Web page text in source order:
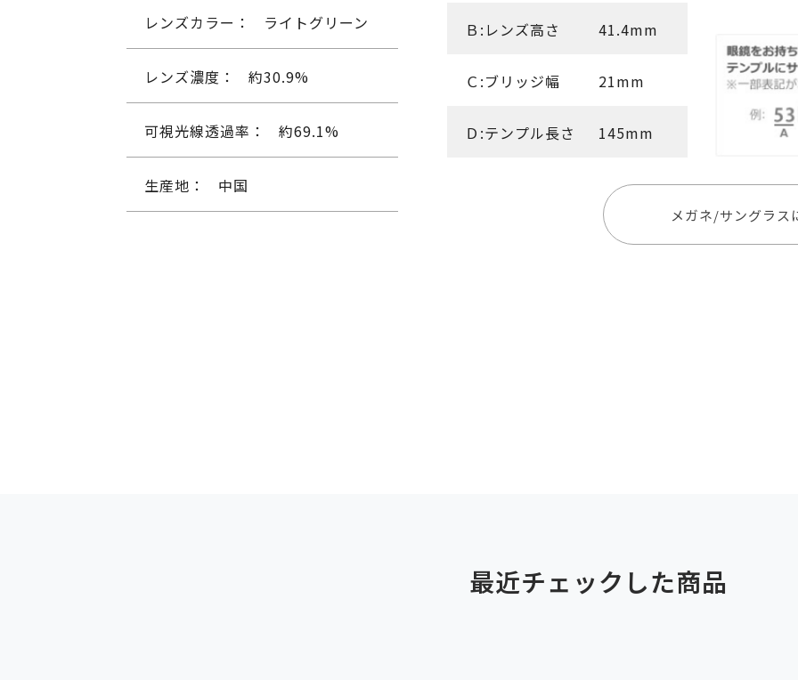
レンズカラー： ライトグリーン
レンズ濃度： 約30.9%
可視光線透過率： 約69.1%
生産地： 中国
Ｂ:レンズ高さ 41.4mm
Ｃ:ブリッジ幅 21mm
Ｄ:テンプル長さ 145mm
メガネ/サングラス
最近チェックした商品